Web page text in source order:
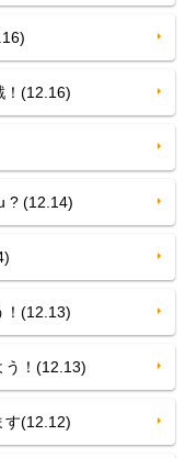
(12.16)
? (12.14)
(12.13)
！(12.13)
(12.12)